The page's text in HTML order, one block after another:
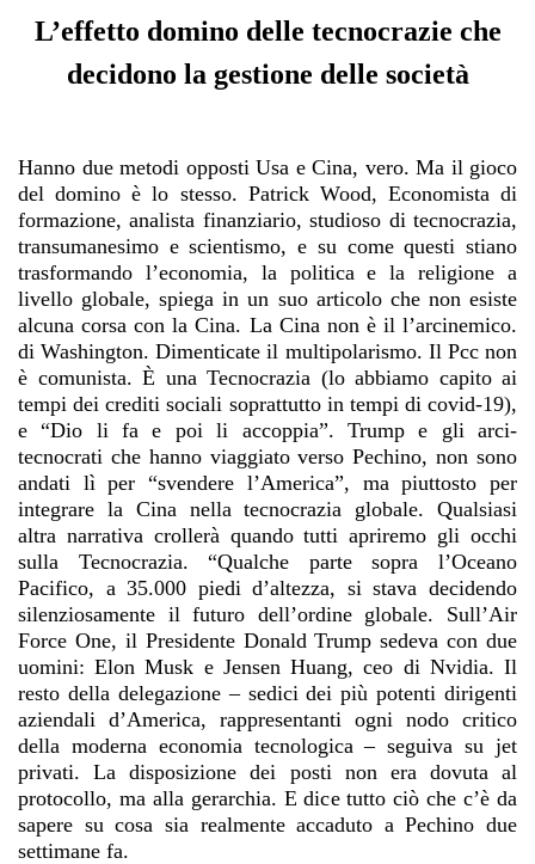
L’effetto domino delle tecnocrazie che
decidono la gestione delle società
Hanno due metodi opposti Usa e Cina, vero. Ma il gioco
del domino è lo stesso. Patrick Wood, Economista di
formazione, analista finanziario, studioso di tecnocrazia,
transumanesimo e scientismo, e su come questi stiano
trasformando l’economia, la politica e la religione a
livello globale, spiega in un suo articolo che non esiste
alcuna corsa con la Cina. La Cina non è il l’arcinemico.
di Washington. Dimenticate il multipolarismo. Il Pcc non
è comunista. È una Tecnocrazia (lo abbiamo capito ai
tempi dei crediti sociali soprattutto in tempi di covid-19),
e “Dio li fa e poi li accoppia”. Trump e gli arci-
tecnocrati che hanno viaggiato verso Pechino, non sono
andati lì per “svendere l’America”, ma piuttosto per
integrare la Cina nella tecnocrazia globale. Qualsiasi
altra narrativa crollerà quando tutti apriremo gli occhi
sulla Tecnocrazia. “Qualche parte sopra l’Oceano
Pacifico, a 35.000 piedi d’altezza, si stava decidendo
silenziosamente il futuro dell’ordine globale. Sull’Air
Force One, il Presidente Donald Trump sedeva con due
uomini: Elon Musk e Jensen Huang, ceo di Nvidia. Il
resto della delegazione – sedici dei più potenti dirigenti
aziendali d’America, rappresentanti ogni nodo critico
della moderna economia tecnologica – seguiva su jet
privati. La disposizione dei posti non era dovuta al
protocollo, ma alla gerarchia. E dice tutto ciò che c’è da
sapere su cosa sia realmente accaduto a Pechino due
settimane fa.